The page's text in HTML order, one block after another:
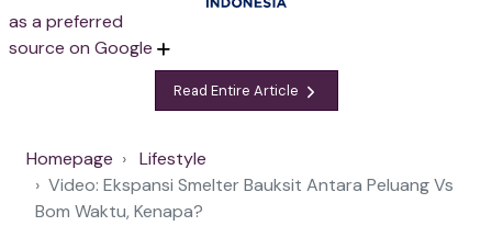
as a preferred
source on Google
Read Entire Article
Homepage
Lifestyle
Video: Ekspansi Smelter Bauksit Antara Peluang Vs
Bom Waktu, Kenapa?